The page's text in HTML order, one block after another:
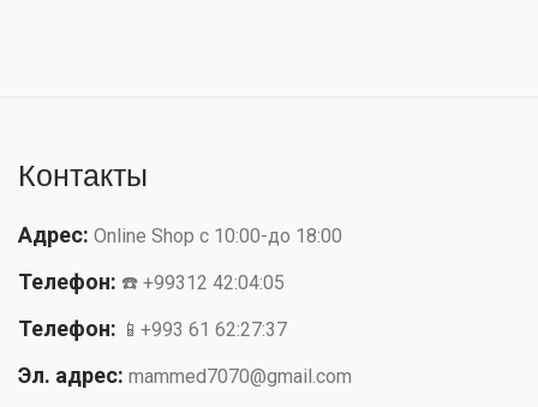
Контакты
Адрес: Online Shop с 10:00-до 18:00
Телефон: ☎️ +99312 42:04:05
Телефон: 📱+993 61 62:27:37
Эл. адрес: mammed7070@gmail.com